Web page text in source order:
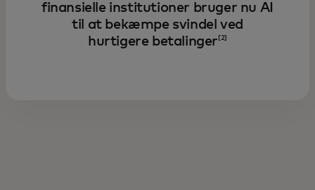
finansielle institutioner bruger nu AI
til at bekæmpe svindel ved
hurtigere betalinger [2]